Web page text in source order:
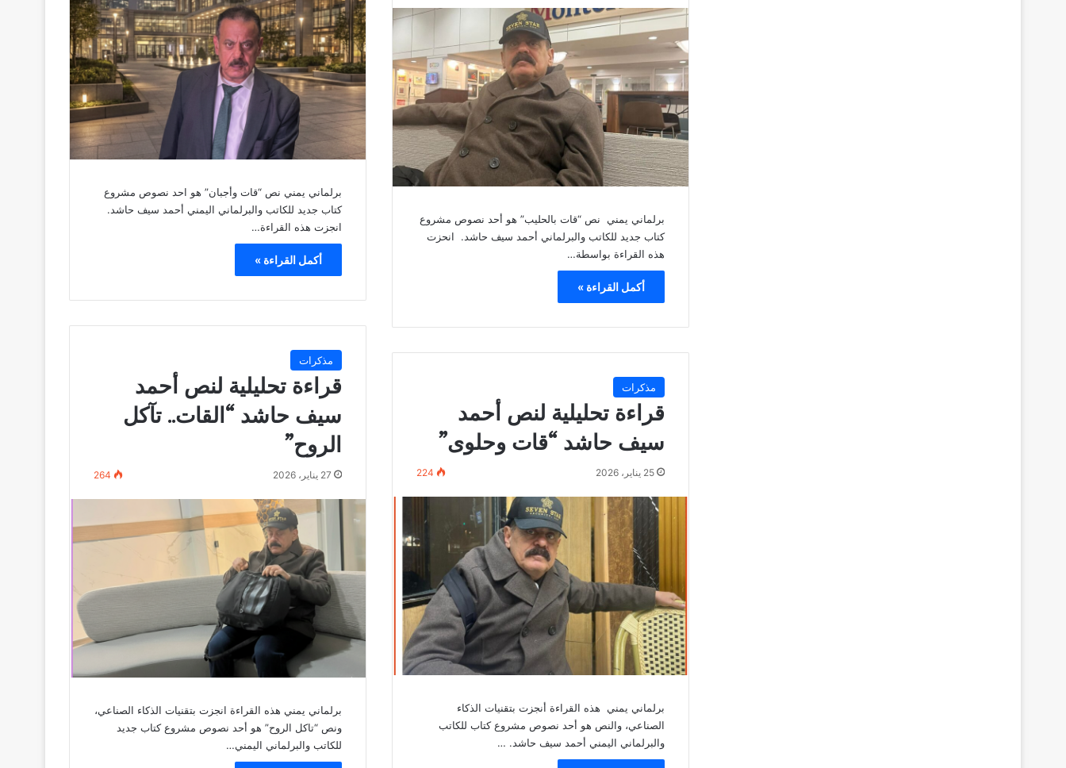
برلماني يمني نص “قات وأجبان” هو احد نصوص مشروع
كتاب جديد للكاتب والبرلماني اليمني أحمد سيف حاشد.
انجزت هذه القراءة…
أكمل القراءة »
برلماني يمني نص “قات بالحليب” هو أحد نصوص مشروع
كتاب جديد للكاتب والبرلماني أحمد سيف حاشد. انحزت
هذه القراءة بواسطة…
أكمل القراءة »
مذكرات
قراءة تحليلية لنص أحمد
سيف حاشد “القات.. تآكل
الروح”
27 يناير، 2026 264
برلماني يمني هذه القراءة انجزت بتقنيات الذكاء الصناعي،
ونص “تاكل الروح” هو أحد نصوص مشروع كتاب جديد
للكاتب والبرلماني اليمني…
مذكرات
قراءة تحليلية لنص أحمد
سيف حاشد “قات وحلوى”
25 يناير، 2026 224
برلماني يمني هذه القراءة أنجزت بتقنيات الذكاء
الصناعي، والنص هو أحد نصوص مشروع كتاب للكاتب
والبرلماني اليمني أحمد سيف حاشد. …